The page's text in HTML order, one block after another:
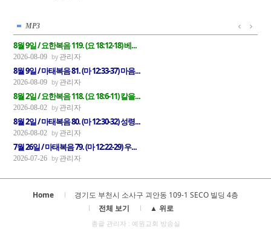
MP3
8월 9일 / 요한복음 119. (요 18:12-18) 베...
2026-08-09 관리자
8월 9일 / 마태복음 81. (마 12:33-37) 마음...
2026-08-09 관리자
8월 2일 / 요한복음 118. (요 18:6-11) 칼을...
2026-08-02 관리자
8월 2일 / 마태복음 80. (마 12:30-32) 성령...
2026-08-02 관리자
7월 26일 / 마태복음 79. (마 12:22-29) 우...
2026-07-26 관리자
Home
경기도 부천시 소사구 괴안동 109-1 SECO 빌딩 4층
전체 보기
▲ 위로
총괄 관리자 : 예원교회 방송실